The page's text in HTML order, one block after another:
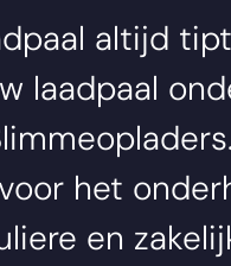
altijd
laadpaal
het
en